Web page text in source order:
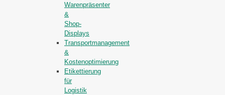
Warenpräsenter
&
Shop-
Displays
Transportmanagement
&
Kostenoptimierung
Etikettierung
für
Logistik